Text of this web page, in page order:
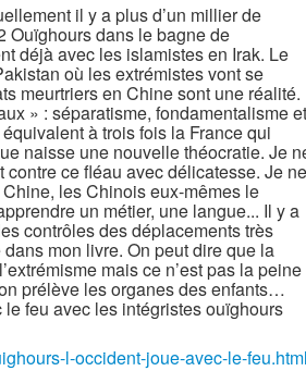
il y a plus d’un millier de
Ouïghours dans le bagne de
déjà avec les islamistes en Irak. Le
où les extrémistes vont se
meurtriers en Chine sont une réalité.
» : séparatisme, fondamentalisme et
à trois fois la France qui
naisse une nouvelle théocratie. Je
ce fléau avec délicatesse. Je ne
les Chinois eux-mêmes le
un métier, une langue... Il y a
contrôles des déplacements très
mon livre. On peut dire que la
mais ce n’est pas la peine
prélève les organes des enfants…
feu avec les intégristes ouïghours
l-occident-joue-avec-le-